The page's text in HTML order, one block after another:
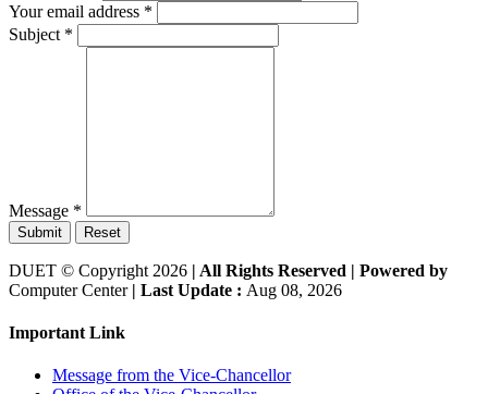
Your email address *
Subject *
Message *
Submit Reset
DUET © Copyright 2026 | All Rights Reserved | Powered by
Computer Center | Last Update : Aug 08, 2026
Important Link
Message from the Vice-Chancellor